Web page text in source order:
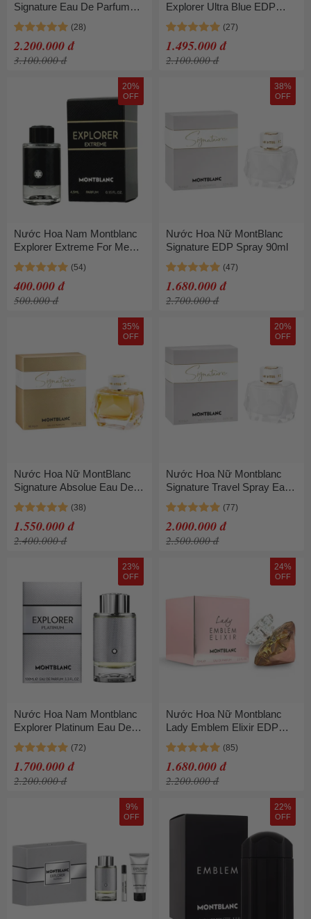
Signature Eau De Parfum
Spray 90ml
2.200.000 đ
3.100.000 đ
Explorer Ultra Blue EDP
100ml
1.495.000 đ
2.100.000 đ
20%
OFF
Nước Hoa Nam Montblanc
Explorer Extreme For Men
Parfum 4.5ml
400.000 đ
500.000 đ
38%
OFF
Nước Hoa Nữ MontBlanc
Signature EDP Spray 90ml
1.680.000 đ
2.700.000 đ
35%
OFF
Nước Hoa Nữ MontBlanc
Signature Absolue Eau De
Parfum 90ml Sang Trọng,
Cuốn Hút
1.550.000 đ
2.400.000 đ
20%
OFF
Nước Hoa Nữ Montblanc
Signature Travel Spray Eau
De Parfum (EDP) 90ml
2.000.000 đ
2.500.000 đ
23%
OFF
Nước Hoa Nam Montblanc
Explorer Platinum Eau De
Parfum (EDP) 100ml
1.700.000 đ
2.200.000 đ
24%
OFF
Nước Hoa Nữ Montblanc
Lady Emblem Elixir EDP
Spray 75ml
1.680.000 đ
2.200.000 đ
9%
OFF
22%
OFF